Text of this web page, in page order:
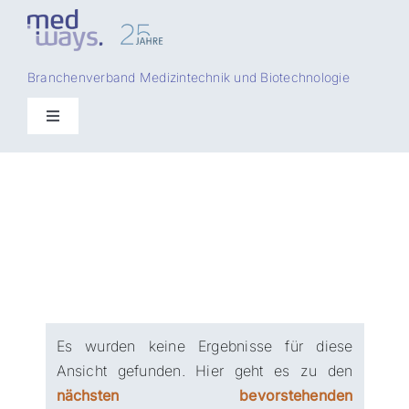
Zum
Inhalt
Branchenverband Medizintechnik und Biotechnologie
Toggle
ACADEMY
SERVICE CENTER
Es wurden keine Ergebnisse für diese
Ansicht gefunden. Hier geht es zu den
nächsten bevorstehenden